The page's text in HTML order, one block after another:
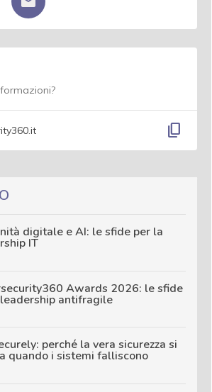
content_copy
digitale e AI: le sfide per la
IT
Awards 2026: le sfide
antifragile
perché la vera sicurezza si
quando i sistemi falliscono